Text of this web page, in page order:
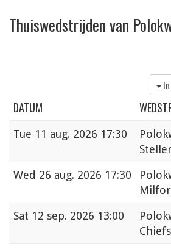
Thuiswedstrijden van
DATUM
Tue 11 aug. 2026 17:30
Wed 26 aug. 2026 17:30
Sat 12 sep. 2026 13:00
Chiefs